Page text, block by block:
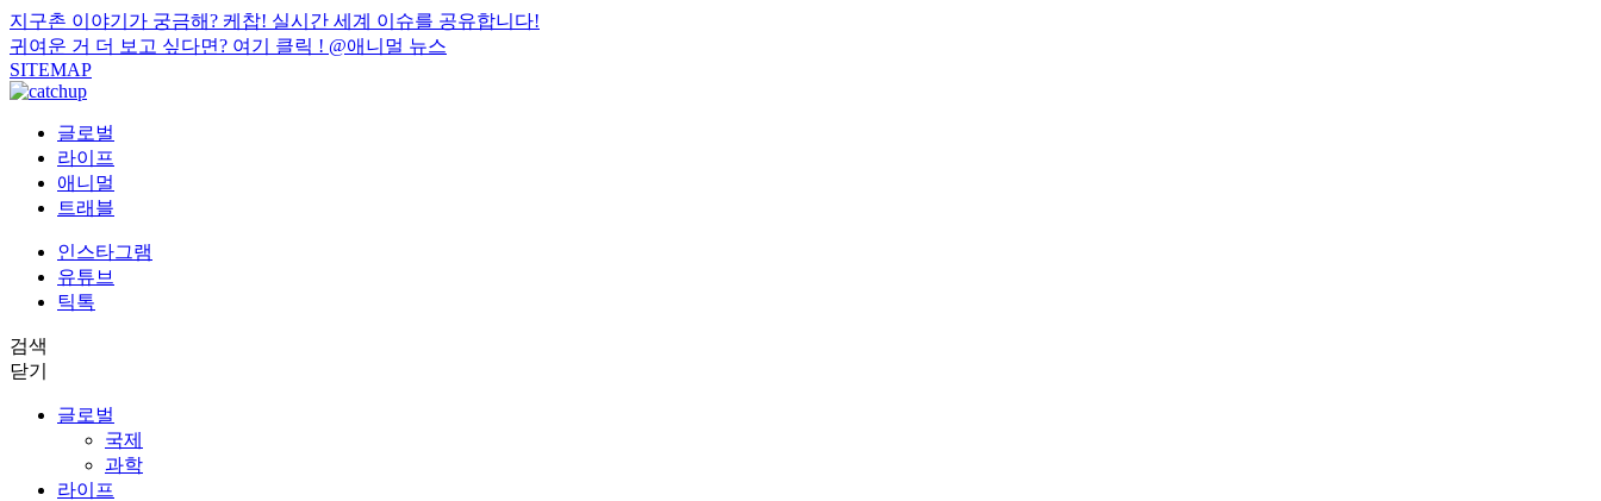
지구촌 이야기가 궁금해? 케찹! 실시간 세계 이슈를 공유합니다!
귀여운 거 더 보고 싶다면? 여기 클릭 ! @애니멀 뉴스
SITEMAP
글로벌
라이프
애니멀
트래블
인스타그램
유튜브
틱톡
검색
닫기
글로벌
국제
과학
라이프